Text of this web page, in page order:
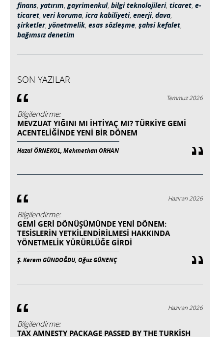
finans, yatırım,gayrimenkul, bilgi teknolojileri, ticaret, e-
ticaret, veri koruma, icra kabiliyeti, enerji, dava,
şirketler, yönetmelik, esas sözleşme, şahsi kefalet,
bağımsız denetim
SON YAZILAR
Temmuz 2026
Bilgilendirme:
MEVZUAT YIĞINI MI İHTIYAÇ MI? TÜRKIYE GEMI
ACENTELIĞINDE YENI BIR DÖNEM
Hazal ÖRNEKOL, Mehmethan ORHAN
Haziran 2026
Bilgilendirme:
GEMİ GERİ DÖNÜŞÜMÜNDE YENİ DÖNEM:
TESİSLERİN YETKİLENDİRİLMESİ HAKKINDA
YÖNETMELİK YÜRÜRLÜĞE GİRDİ
Ş. Kerem GÜNDOĞDU, Oğuz GÜNENÇ
Haziran 2026
Bilgilendirme:
TAX AMNESTY PACKAGE PASSED BY THE TURKISH